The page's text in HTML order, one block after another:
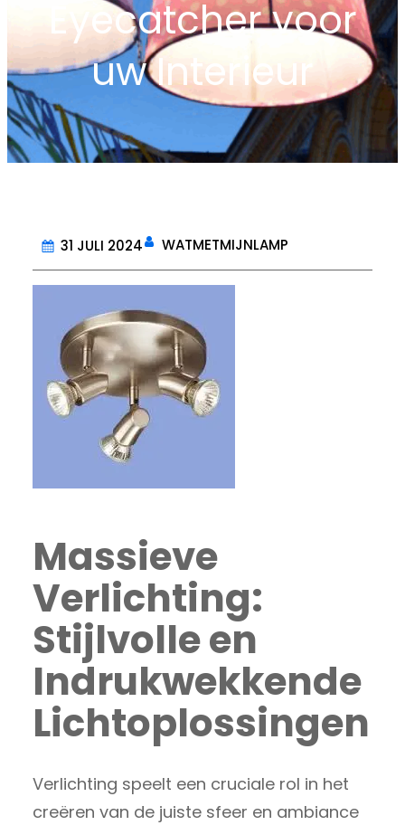
Eyecatcher voor
uw Interieur
31 JULI 2024 WATMETMIJNLAMP
Massieve
Verlichting:
Stijlvolle en
Indrukwekkende
Lichtoplossingen
Verlichting speelt een cruciale rol in het
creëren van de juiste sfeer en ambiance